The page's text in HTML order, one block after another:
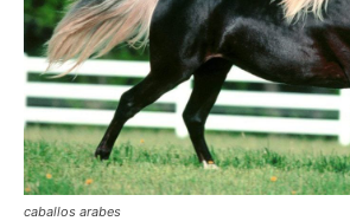
caballos arabes